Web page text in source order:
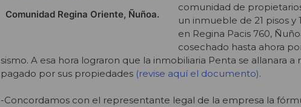
Comunidad Regina Oriente, Ñuñoa.
comunidad de
un inmueble de 21 pisos
en Regina Pacis 760,
cosechado hasta ahora
sismo. A esa hora lograron que la inmobiliaria Penta se allanara
pagado por sus propiedades (revise aquí el documento).
-Concordamos con el representante legal de la empresa la